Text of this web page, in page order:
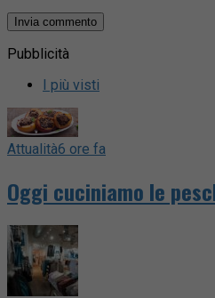
Pubblicità
I più visti
Attualità6 ore fa
Oggi cuciniamo le